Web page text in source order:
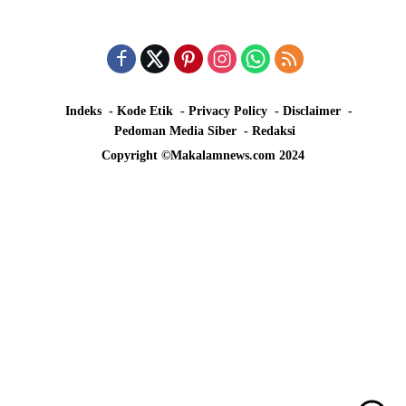
Indeks Kode Etik Privacy Policy
Disclaimer
Pedoman Media Siber
Redaksi
Copyright ©Makalamnews.com 2024